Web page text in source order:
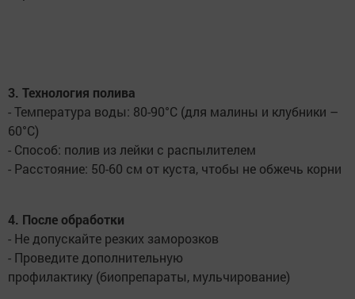
3. Технология полива
- Температура воды: 80-90°C (для малины и клубники –
60°C)
- Способ: полив из лейки с распылителем
- Расстояние: 50-60 см от куста, чтобы не обжечь корни
4. После обработки
- Не допускайте резких заморозков
- Проведите дополнительную
профилактику (биопрепараты, мульчирование)